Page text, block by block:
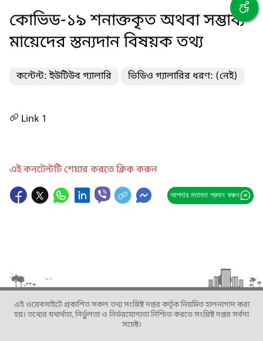
কোভিড-১৯ শনাক্তকৃত অথবা সম্ভাব্য
মায়েদের স্তন্যদান বিষয়ক তথ্য
কন্টেন্ট: ইউটিউব গ্যালারি ভিডিও গ্যালারির ধরণ: (নেই)
Link 1
এই কনটেন্টটি শেয়ার করতে ক্লিক করুন
আপনার মতামত প্রদান করুন
এই ওয়েবসাইটে প্রকাশিত সকল তথ্য সংশ্লিষ্ট দপ্তর কর্তৃক নিয়মিত হালনাগাদ করা
হয়। তথ্যের যথার্থতা, নির্ভুলতা ও নির্ভরযোগ্যতা নিশ্চিত করতে সংশ্লিষ্ট দপ্তর সর্বদা
সচেষ্ট।